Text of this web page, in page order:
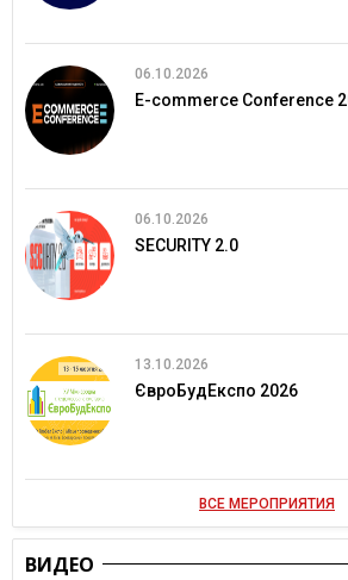
06.10.2026
E-commerce Conference
06.10.2026
SECURITY 2.0
13.10.2026
ЄвроБудЕкспо 2026
ВСЕ МЕРОПРИЯТИЯ
ВИДЕО